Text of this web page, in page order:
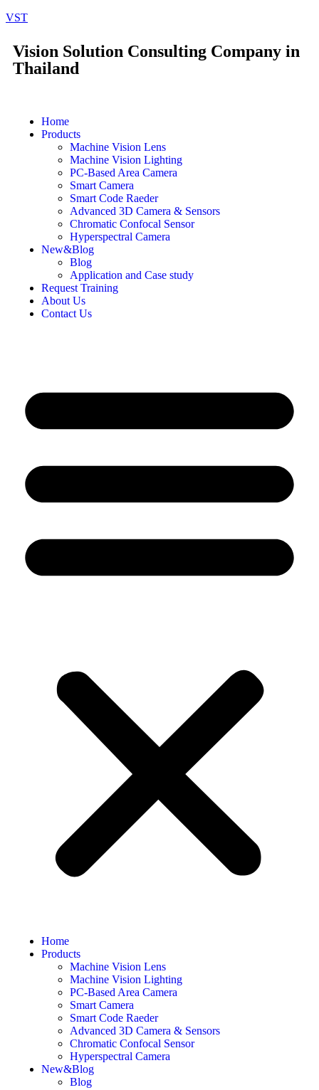
VST
Vision Solution Consulting Company in
Thailand
Home
Products
Machine Vision Lens
Machine Vision Lighting
PC-Based Area Camera
Smart Camera
Smart Code Raeder
Advanced 3D Camera & Sensors
Chromatic Confocal Sensor
Hyperspectral Camera
New&Blog
Blog
Application and Case study
Request Training
About Us
Contact Us
Home
Products
Machine Vision Lens
Machine Vision Lighting
PC-Based Area Camera
Smart Camera
Smart Code Raeder
Advanced 3D Camera & Sensors
Chromatic Confocal Sensor
Hyperspectral Camera
New&Blog
Blog